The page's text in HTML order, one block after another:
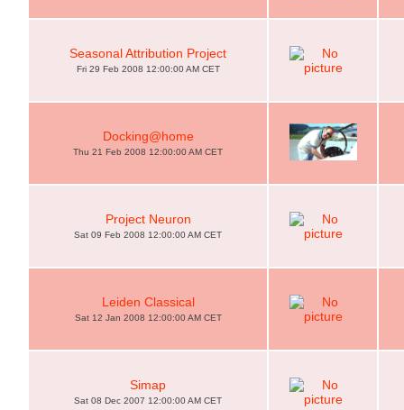
Seasonal Attribution Project
Fri 29 Feb 2008 12:00:00 AM CET
Docking@home
Thu 21 Feb 2008 12:00:00 AM CET
Project Neuron
Sat 09 Feb 2008 12:00:00 AM CET
Leiden Classical
Sat 12 Jan 2008 12:00:00 AM CET
Simap
Sat 08 Dec 2007 12:00:00 AM CET